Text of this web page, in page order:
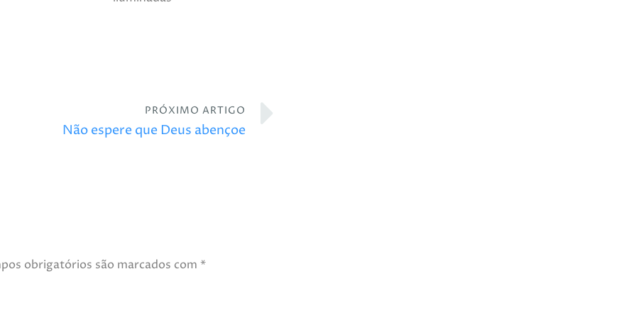
PRÓXIMO ARTIGO
Não espere que Deus abençoe
obrigatórios são marcados com *